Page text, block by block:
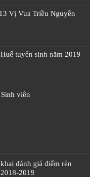
Vị Vua Triều Nguyễn
tuyển sinh năm 2019
viên
đánh giá điểm rèn
2019